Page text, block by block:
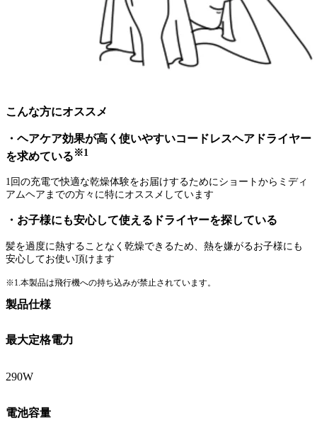
こんな方にオススメ
・ヘアケア効果が高く使いやすいコードレスヘアドライヤー
を求めている ※1
1回の充電で快適な乾燥体験をお届けするためにショートからミディ
アムヘアまでの方々に特にオススメしています
・お子様にも安心して使えるドライヤーを探している
髪を過度に熱することなく乾燥できるため、熱を嫌がるお子様にも
安心してお使い頂けます
※1.本製品は飛行機への持ち込みが禁止されています。
製品仕様
最大定格電力
290W
電池容量